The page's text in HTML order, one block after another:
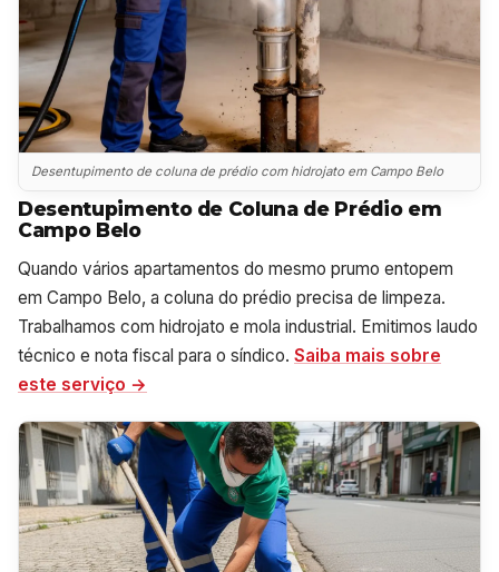
Desentupimento de coluna de prédio com hidrojato em Campo Belo
Desentupimento de Coluna de Prédio em
Campo Belo
Quando vários apartamentos do mesmo prumo entopem
em Campo Belo, a coluna do prédio precisa de limpeza.
Trabalhamos com hidrojato e mola industrial. Emitimos laudo
técnico e nota fiscal para o síndico. Saiba mais sobre
este serviço →